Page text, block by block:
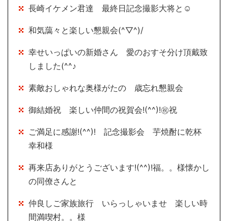
長崎イケメン君達 最終日記念撮影大将と☺
和気藹々と楽しい懇親会(^▽^)/
幸せいっぱいの新婚さん 愛のおすそ分け頂戴致
しました(^^♪
素敵おしゃれな奥様がたの 歳忘れ懇親会
御結婚祝 楽しい仲間の祝賀会!(^^)!㊗祝
ご満足に感謝!(^^)! 記念撮影会 芋焼酎に乾杯
幸和様
再来店ありがとうございます!(^^)!福。。様懐かし
の同僚さんと
仲良しご家族旅行 いらっしゃいませ 楽しい時
間満喫村。。様